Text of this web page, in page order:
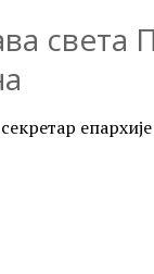
света